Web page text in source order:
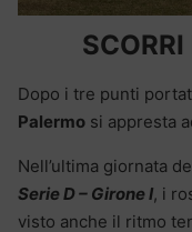
Dopo i tre punti
Palermo si appresta
Nell’ultima giornata
Serie D – Girone I, i
visto anche il ritmo